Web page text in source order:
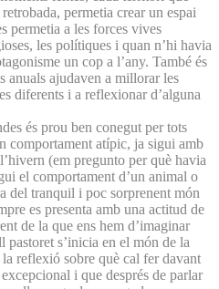
permetia crear un espai
permetia a les forces vives
les polítiques i quan n’hi havia
un cop a l’any. També és
anuals ajudaven a millorar les
diferents i a reflexionar d’alguna
és prou ben conegut per tots
comportament atípic, ja sigui amb
(em pregunto per què havia
el comportament d’un animal o
del tranquil i poc sorprenent món
es presenta amb una actitud de
de la que ens hem d’imaginar
s’inicia en el món de la
reflexió sobre què cal fer davant
i que després de parlar